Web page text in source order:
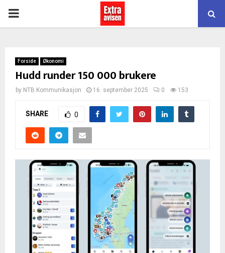
PRIMARY
Forside Økonomi
Hudd runder 150 000 brukere
by NTB Kommunikasjon 16. september 2025 0 153
SHARE 0